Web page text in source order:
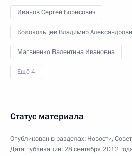
Иванов Сергей Борисович
Колокольцев Владимир
Матвиенко Валентина Ивановна
Ещё 4
Статус материала
Опубликован в разделах: Новости,
Дата публикации:28 сентября 2012